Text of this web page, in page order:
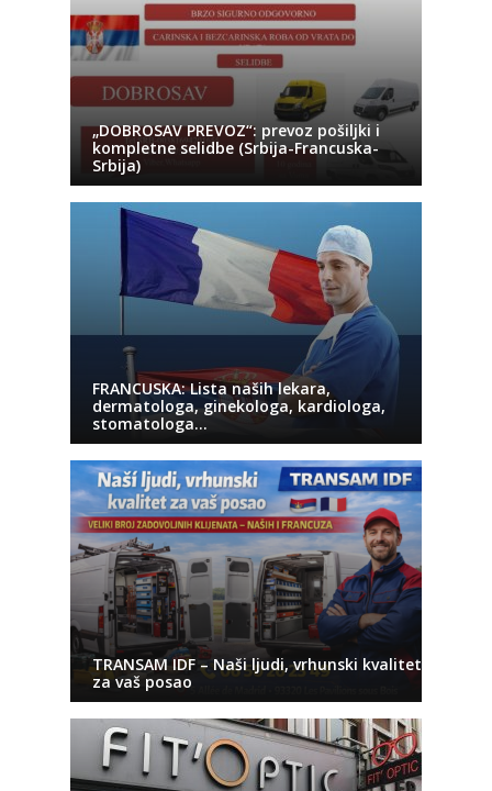
„DOBROSAV PREVOZ“: prevoz pošiljki i
kompletne selidbe (Srbija-Francuska-
Srbija)
FRANCUSKA: Lista naših lekara,
dermatologa, ginekologa, kardiologa,
stomatologa…
TRANSAM IDF – Naši ljudi, vrhunski kvalitet
za vaš posao